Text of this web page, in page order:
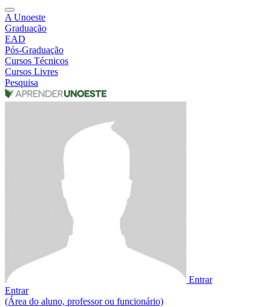
A Unoeste
Graduação
EAD
Pós-Graduação
Cursos Técnicos
Cursos Livres
Pesquisa
Entrar
Entrar
(Área do aluno, professor ou funcionário)